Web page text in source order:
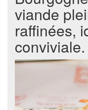
viande
raffinées,
conviviale.